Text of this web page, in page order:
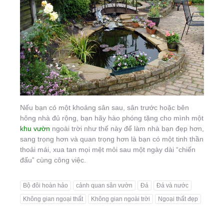
Nếu bạn có một khoảng sân sau, sân trước hoặc bên
hông nhà đủ rộng, bạn hãy hào phóng tặng cho mình một
khu vườn ngoài trời như thế này để làm nhà bạn đẹp hơn,
sang trọng hơn và quan trọng hơn là bạn có một tinh thần
thoải mái, xua tan mọi mệt mỏi sau một ngày dài “chiến
đấu” cùng công việc.
Bộ đôi hoàn hảo cảnh quan sân vườn Đá
Đá và nước
Không gian ngoại thất
Không gian ngoài trời
Ngoại thất đẹp